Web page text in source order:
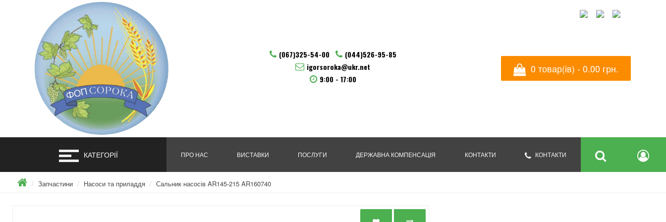
(067)325-54-00
(044)526-95-85
igorsoroka@ukr.net
9:00 - 17:00
0 товар(ів) - ‎0.00 грн.
КАТЕГОРІЇ ПРО НАС ВИСТАВКИ ПОСЛУГИ ДЕРЖАВНА КОМПЕНСАЦІЯ КОНТАКТИ КОНТАКТИ
Запчастини Насоси та приладдя Сальник насосів AR145-215 AR160740